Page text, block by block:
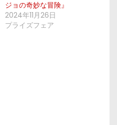
ジョの奇妙な冒険』
2024年11月26日
プライズフェア